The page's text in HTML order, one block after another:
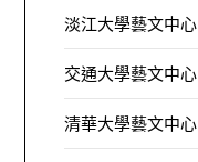
淡江大學藝文中心
交通大學藝文中心
清華大學藝文中心